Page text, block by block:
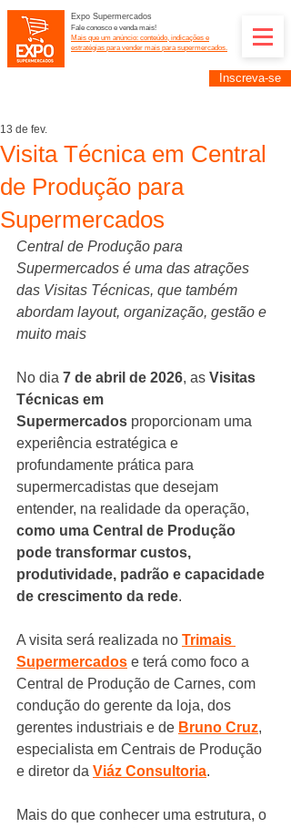
Expo Supermercados
Fale conosco e venda mais!
Mais que um anúncio: conteúdo, indicações e
estratégias para vender mais para supermercados.
Inscreva-se
Visita Técnica em Central
de Produção para
Supermercados
13 de fev.
Central de Produção para
Supermercados é uma das atrações
das Visitas Técnicas, que também
abordam layout, organização, gestão e
muito mais
No dia 7 de abril de 2026, as Visitas
Técnicas em
Supermercados proporcionam uma
experiência estratégica e
profundamente prática para
supermercadistas que desejam
entender, na realidade da operação,
como uma Central de Produção
pode transformar custos,
produtividade, padrão e capacidade
de crescimento da rede.
A visita será realizada no Trimais
Supermercados e terá como foco a
Central de Produção de Carnes, com
condução do gerente da loja, dos
gerentes industriais e de Bruno Cruz,
especialista em Centrais de Produção
e diretor da Viáz Consultoria.
Mais do que conhecer uma estrutura, o